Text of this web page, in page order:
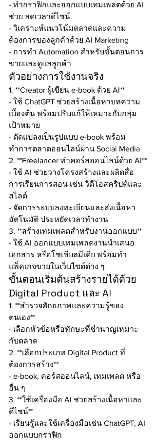
- ทำกราฟิกและออกแบบเทมเพลตด้วย AI
ช่วย ลดเวลาดีไซน์
- วิเคราะห์แนวโน้มตลาดและความ
ต้องการของลูกค้าด้วย AI Marketing
- การทำ Automation สำหรับขั้นตอนการ
ขายและดูแลลูกค้า
ตัวอย่างการใช้งานจริง
1. **Creator ผู้เขียน e-book ด้วย AI**
- ใช้ ChatGPT ช่วยสร้างเนื้อหาบทความ
เบื้องต้น พร้อมปรับแก้ให้เหมาะกับกลุ่ม
เป้าหมาย
- ดัดแปลงเป็นรูปแบบ e-book พร้อม
ทำการตลาดออนไลน์ผ่าน Social Media
2. **Freelancer ทำคอร์สออนไลน์ด้วย AI**
- ใช้ AI ช่วยวางโครงสร้างและผลิตสื่อ
การเรียนการสอน เช่น วิดีโอสคริปต์และ
สไลด์
- จัดการระบบลงทะเบียนและส่งเนื้อหา
อัตโนมัติ ประหยัดเวลาทำงาน
3. **สร้างเทมเพลตสำหรับงานออกแบบ**
- ใช้ AI ออกแบบเทมเพลตงานนำเสนอ
เอกสาร หรือโซเชียลมีเดีย พร้อมทำ
แพ็คเกจขายในเว็บไซต์ต่าง ๆ
ขั้นตอนเริ่มต้นสร้างรายได้ด้วย
Digital Product และ AI
1. **สำรวจศักยภาพและความรู้ของ
ตนเอง**
- เลือกหัวข้อหรือทักษะที่ชำนาญเหมาะ
กับตลาด
2. **เลือกประเภท Digital Product ที่
ต้องการสร้าง**
- e-book, คอร์สออนไลน์, เทมเพลต หรือ
อื่น ๆ
3. **ใช้เครื่องมือ AI ช่วยสร้างเนื้อหาและ
ดีไซน์**
- เรียนรู้และใช้เครื่องมือเช่น ChatGPT, AI
ออกแบบกราฟิก